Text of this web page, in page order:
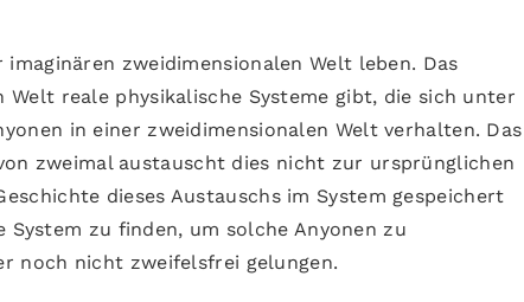
zweidimensionalen Welt leben. Das
reale physikalische Systeme gibt, die sich unter
in einer zweidimensionalen Welt verhalten. Das
zweimal austauscht dies nicht zur ursprünglichen
dieses Austauschs im System gespeichert
zu finden, um solche Anyonen zu
noch nicht zweifelsfrei gelungen.